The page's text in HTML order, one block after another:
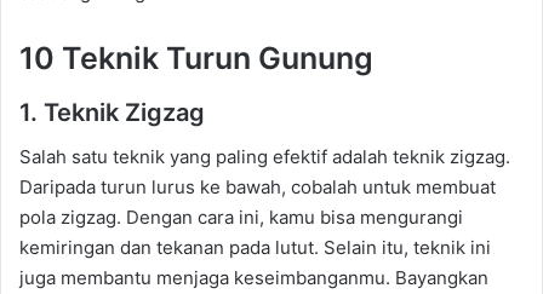
10 Teknik Turun Gunung
1. Teknik Zigzag
Salah satu teknik yang paling efektif adalah teknik zigzag.
Daripada turun lurus ke bawah, cobalah untuk membuat
pola zigzag. Dengan cara ini, kamu bisa mengurangi
kemiringan dan tekanan pada lutut. Selain itu, teknik ini
juga membantu menjaga keseimbanganmu. Bayangkan